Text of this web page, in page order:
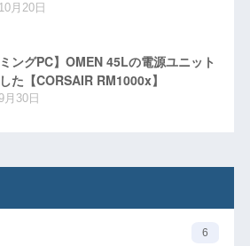
月20日
ミングPC】OMEN 45Lの電源ユニット
た【CORSAIR RM1000x】
月30日
6